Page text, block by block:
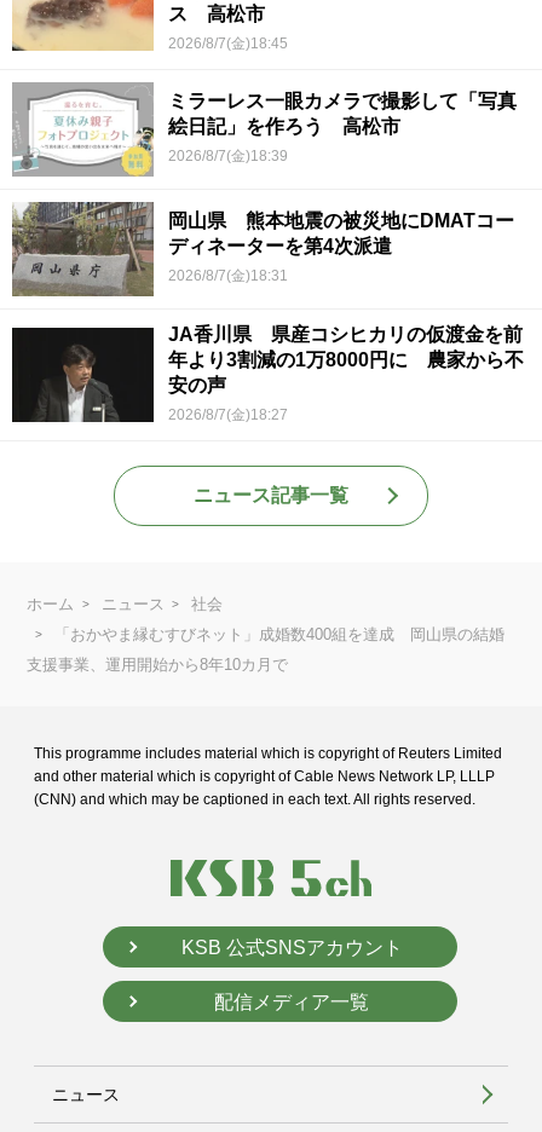
ス 高松市
2026/8/7(金)18:45
ミラーレス一眼カメラで撮影して「写真
絵日記」を作ろう 高松市
2026/8/7(金)18:39
岡山県 熊本地震の被災地にDMATコー
ディネーターを第4次派遣
2026/8/7(金)18:31
JA香川県 県産コシヒカリの仮渡金を前
年より3割減の1万8000円に 農家から不
安の声
2026/8/7(金)18:27
ニュース記事一覧
ホーム ニュース
社会
「おかやま縁むすびネット」成婚数400組を達成 岡山県の結婚
支援事業、運用開始から8年10カ月で
This programme includes material which is copyright of Reuters Limited
and other material which is copyright of Cable News Network LP, LLLP
(CNN) and which may be captioned in each text. All rights reserved.
KSB 公式SNSアカウント
配信メディア一覧
ニュース